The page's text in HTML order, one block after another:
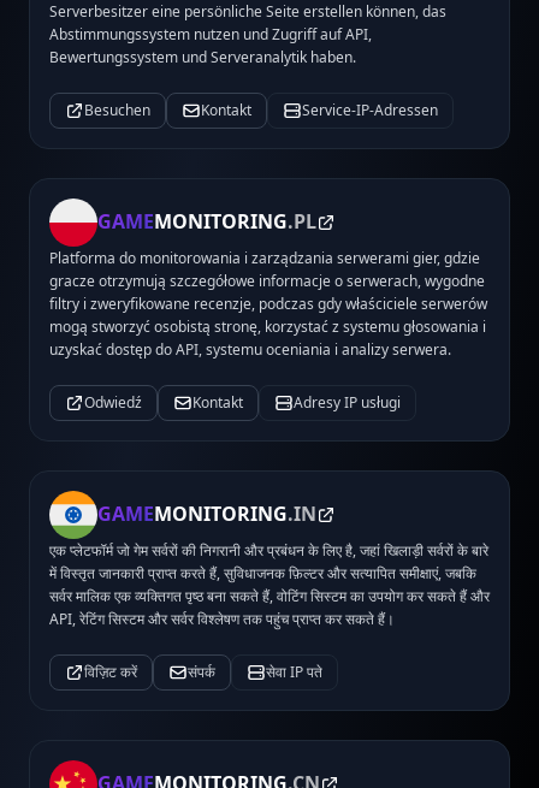
Serverbesitzer eine persönliche Seite erstellen können, das
Abstimmungssystem nutzen und Zugriff auf API,
Bewertungssystem und Serveranalytik haben.
Besuchen Kontakt Service-IP-Adressen
GAMEMONITORING.PL
Platforma do monitorowania i zarządzania serwerami gier, gdzie
gracze otrzymują szczegółowe informacje o serwerach, wygodne
filtry i zweryfikowane recenzje, podczas gdy właściciele serwerów
mogą stworzyć osobistą stronę, korzystać z systemu głosowania i
uzyskać dostęp do API, systemu oceniania i analizy serwera.
Odwiedź Kontakt Adresy IP usługi
GAMEMONITORING.IN
एक प्लेटफॉर्म जो गेम सर्वरों की निगरानी और प्रबंधन के लिए है, जहां खिलाड़ी सर्वरों के बारे
में विस्तृत जानकारी प्राप्त करते हैं, सुविधाजनक फ़िल्टर और सत्यापित समीक्षाएं, जबकि
सर्वर मालिक एक व्यक्तिगत पृष्ठ बना सकते हैं, वोटिंग सिस्टम का उपयोग कर सकते हैं और
API, रेटिंग सिस्टम और सर्वर विश्लेषण तक पहुंच प्राप्त कर सकते हैं।
विज़िट करें संपर्क सेवा IP पते